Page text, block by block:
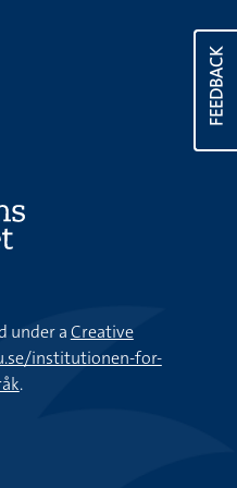
FEEDBACK
under aCreative
institutionen-for-
.